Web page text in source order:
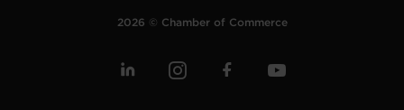
2026 © Chamber of Commerce